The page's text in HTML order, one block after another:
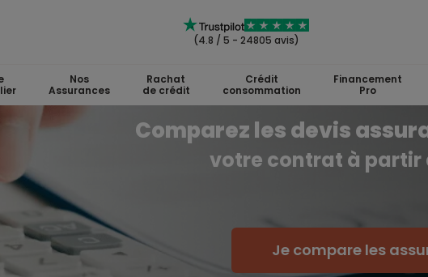
(4.8 / 5 - 24805 avis)
Nos
Assurances
Rachat
de crédit
Crédit
consommation
Financement
Pro
Comparez les devis
votre contrat à partir
Je compare les